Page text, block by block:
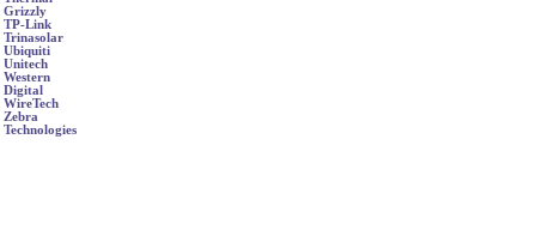
Grizzly
TP-Link
Trinasolar
Ubiquiti
Unitech
Western
Digital
WireTech
Zebra
Technologies